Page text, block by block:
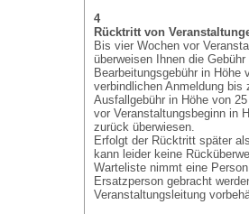
4
Rücktritt von
Bis vier Wochen vor
überweisen Ihnen die
Bearbeitungsgebühr in
verbindlichen Anmeldung bis
Ausfallgebühr in Höhe von
vor Veranstaltungsbeginn in
zurück überwiesen.
Erfolgt der Rücktritt später
kann leider keine
Warteliste nimmt eine
Ersatzperson gebracht
Veranstaltungsleitung